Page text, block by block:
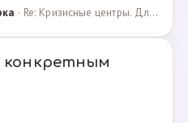
· Re: Кризисные центры. Для женщин, попавших в трудн… · 06.03.2022
конкретным